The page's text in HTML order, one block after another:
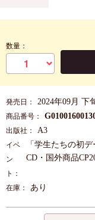
数量：
発売日： 2024年09月 下
商品番号：
出版社： A3
イベ
ン
ト：
「学生たちの初
CD・国外商品
在庫： あり